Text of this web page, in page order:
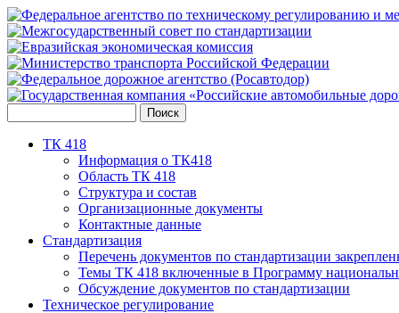
ТК 418
Информация о ТК418
Область ТК 418
Структура и состав
Организационные документы
Контактные данные
Стандартизация
Перечень документов по стандартизации
Темы ТК 418 включенные в Программу
Обсуждение документов по стандартизации
Техническое регулирование